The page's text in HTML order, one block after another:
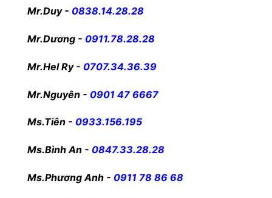
Mr.Duy - 0838.14.28.28
Mr.Dương - 0911.78.28.28
Mr.Hel Ry - 0707.34.36.39
Mr.Nguyên - 0901 47 6667
Ms.Tiên - 0933.156.195
Ms.Bình An - 0847.33.28.28
Ms.Phương Anh - 0911 78 86 68